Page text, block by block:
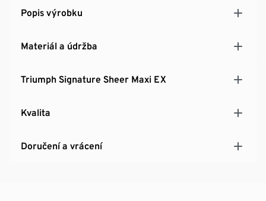
Popis výrobku
Materiál a údržba
Triumph Signature Sheer Maxi EX
Kvalita
Doručení a vrácení